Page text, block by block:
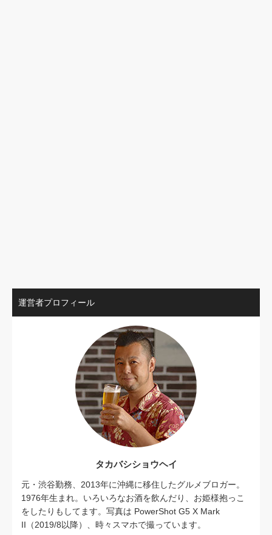
運営者プロフィール
タカバシショウヘイ
元・渋谷勤務、2013年に沖縄に移住したグルメブロガー。
1976年生まれ。いろいろなお酒を飲んだり、お姫様抱っこ
をしたりもしてます。写真は PowerShot G5 X Mark
II（2019/8以降）、時々スマホで撮っています。